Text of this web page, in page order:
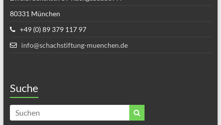
80331 München
+49 (0) 89 379 117 97
info@schachstiftung-muenchen.de
Suche